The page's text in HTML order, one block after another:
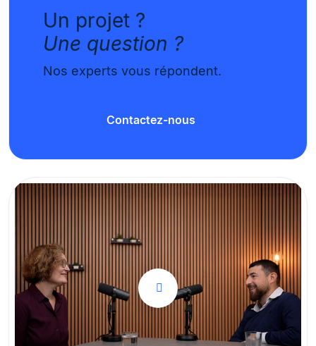
Un projet ?
Une question ?
Nos experts vous répondent.
Contactez-nous